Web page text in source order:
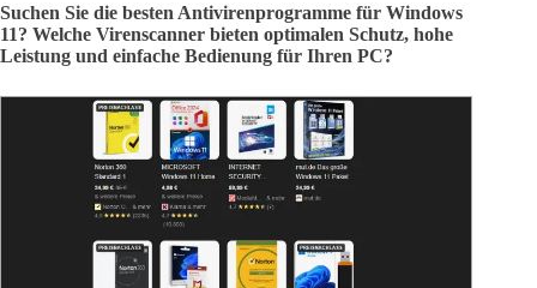
Suchen Sie die besten Antivirenprogramme für Windows
11? Welche Virenscanner bieten optimalen Schutz, hohe
Leistung und einfache Bedienung für Ihren PC?